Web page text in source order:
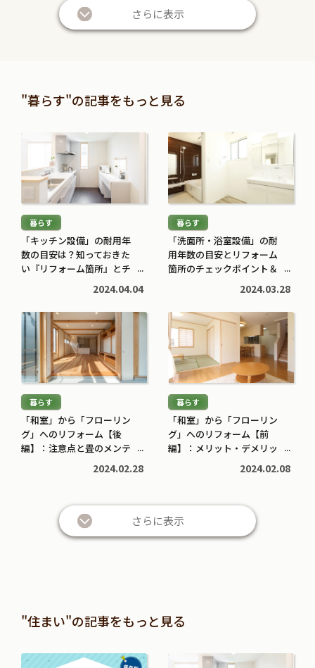
投資信託と株の違いは？仕
組みやリスク、利益などを
2026.05.28
き
を
退職金は定期預金で運用す
べき？メリット・デメリッ
2026.05.21
続
き
を
読
む
>
子育てに役立つ
高校生でも口座開設でき
意点をわかりやすく解説
2026.05.12
続
き
を
読
む
>住まいに役立つ
住宅ローン中に転職しても
意点・対処法を解説
2026.04.20
さらに表示
"暮らす"の記事をもっと見る
続
を
む
> 暮らす
「キッチン設備」の耐用年
数の目安は？知っておきた
い『リフォーム箇所』とチ
2024.04.04
続
き
を
読
む
> 暮らす
「洗面所・浴室設備」の耐
用年数の目安とリフォーム
箇所のチェックポイント＆
リフォーム業者選びのコツ
2024.03.28
続
き
を
読
む
> 暮らす
「和室」から「フローリン
グ」へのリフォーム【後
編】：注意点と畳のメンテ
2024.02.28
続
き
を
読
む
> 暮らす
「和室」から「フローリン
グ」へのリフォーム【前
編】：メリット・デメリッ
2024.02.08
さらに表示
"住まい"の記事をもっと見る
続
続